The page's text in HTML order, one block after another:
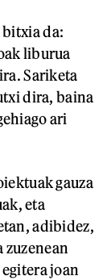
da:
liburua
Sariketa
dira, baina
ari
gauza
eta
adibidez,
zuzenean
joan